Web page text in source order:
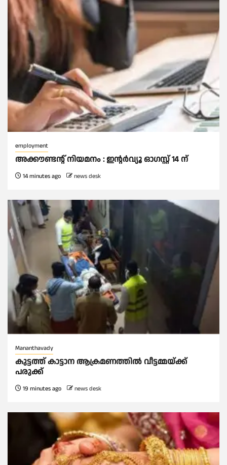
employment
അക്കൗണ്ടന്റ് നിയമനം : ഇൻ്റർവ്യൂ ഓഗസ്റ്റ് 14 ന്
14 minutes ago news desk
Mananthavady
കുട്ടത്ത് കാട്ടാന ആക്രമണത്തിൽ വീട്ടമ്മയ്ക്ക്
പരുക്ക്
19 minutes ago news desk